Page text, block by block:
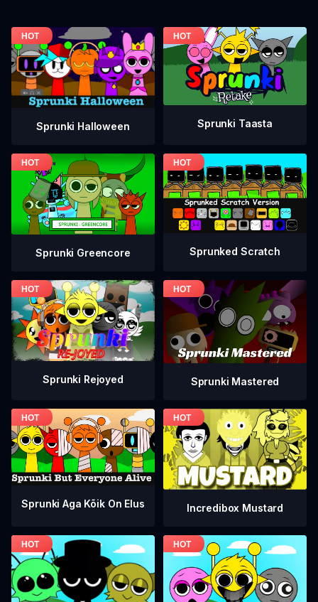
Sprunki Halloween Sprunki Taasta
Sprunki Greencore Sprunked Scratch
Sprunki Rejoyed Sprunki Mastered
Sprunki Aga Kõik On Elus Incredibox Mustard